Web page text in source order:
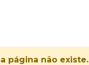
página não existe.